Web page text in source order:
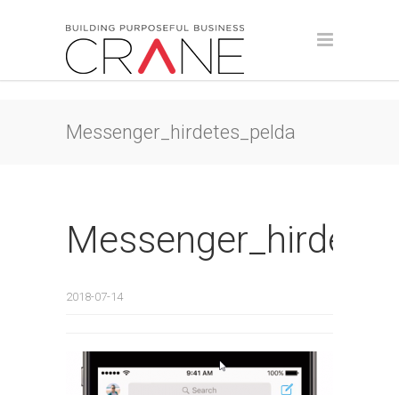
Messenger_hirdetes_pelda
2018-07-14